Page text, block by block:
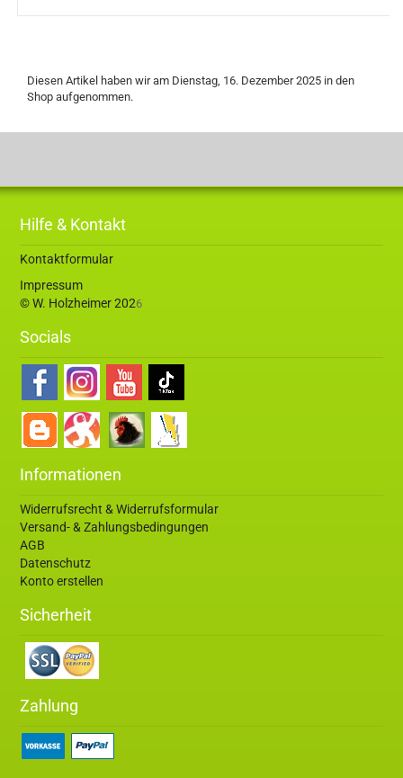
Diesen Artikel haben wir am Dienstag, 16. Dezember 2025 in den
Shop aufgenommen.
Hilfe & Kontakt
Kontaktformular
Impressum
© W. Holzheimer 2026
Socials
Informationen
Widerrufsrecht & Widerrufsformular
Versand- & Zahlungsbedingungen
AGB
Datenschutz
Konto erstellen
Sicherheit
Zahlung